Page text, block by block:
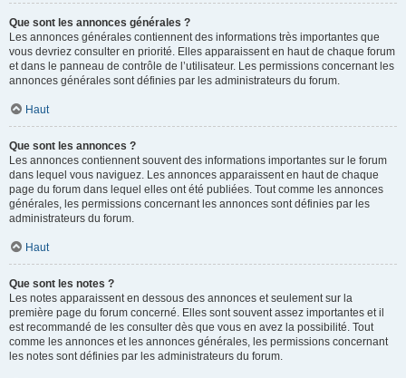
Que sont les annonces générales ?
Les annonces générales contiennent des informations très importantes que
vous devriez consulter en priorité. Elles apparaissent en haut de chaque forum
et dans le panneau de contrôle de l’utilisateur. Les permissions concernant les
annonces générales sont définies par les administrateurs du forum.
Haut
Que sont les annonces ?
Les annonces contiennent souvent des informations importantes sur le forum
dans lequel vous naviguez. Les annonces apparaissent en haut de chaque
page du forum dans lequel elles ont été publiées. Tout comme les annonces
générales, les permissions concernant les annonces sont définies par les
administrateurs du forum.
Haut
Que sont les notes ?
Les notes apparaissent en dessous des annonces et seulement sur la
première page du forum concerné. Elles sont souvent assez importantes et il
est recommandé de les consulter dès que vous en avez la possibilité. Tout
comme les annonces et les annonces générales, les permissions concernant
les notes sont définies par les administrateurs du forum.